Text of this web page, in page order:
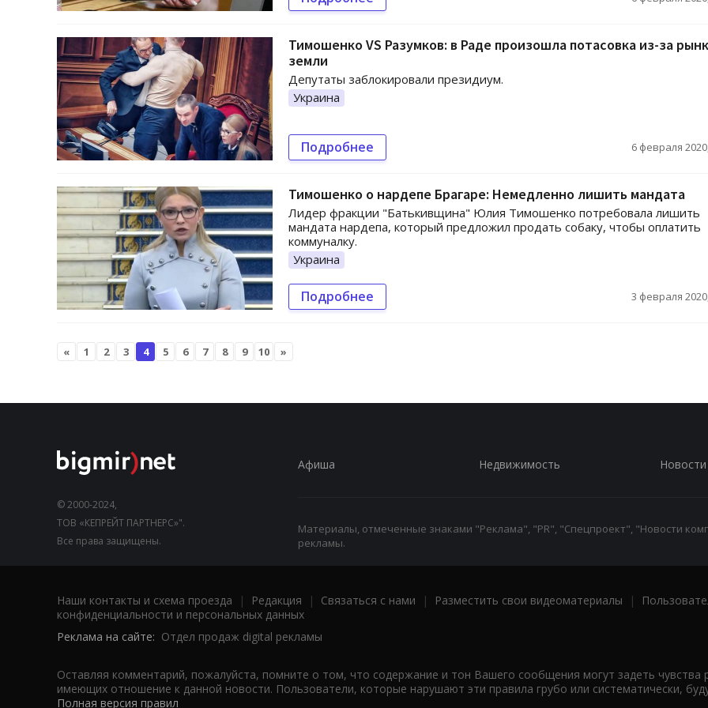
Тимошенко VS Разумков: в Раде произошла потасовка из-за
земли
Депутаты заблокировали президиум.
Украина
Подробнее 6 февраля
Тимошенко о нардепе Брагаре: Немедленно лишить мандата
Лидер фракции "Батькивщина" Юлия Тимошенко потребовала лишить
мандата нардепа, который предложил продать собаку, чтобы оплатить
коммуналку.
Украина
Подробнее 3 февраля
« 1 2 3 4 5 6 7 8 9 10 »
© 2000-2024,
ТОВ «КЕПРЕЙТ ПАРТНЕРС»".
Все права защищены.
Афиша Недвижимость Новости
Материалы, отмеченные знаками "Реклама", "PR", "Спецпроект", "Новости
рекламы.
Наши контакты и схема проезда | Редакция | Связаться с нами | Разместить свои видеоматериалы |
конфиденциальности и персональных данных
Реклама на сайте: Отдел продаж digital рекламы
Оставляя комментарий, пожалуйста, помните о том, что содержание и тон Вашего сообщения могут задеть чувства
имеющих отношение к данной новости. Пользователи, которые нарушают эти правила грубо или систематически,
Полная версия правил